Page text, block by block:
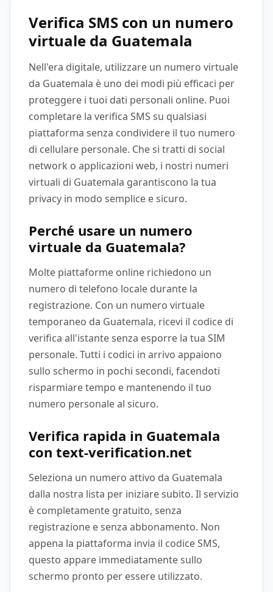
Verifica SMS con un numero
virtuale da Guatemala
Nell'era digitale, utilizzare un numero virtuale
da Guatemala è uno dei modi più efficaci per
proteggere i tuoi dati personali online. Puoi
completare la verifica SMS su qualsiasi
piattaforma senza condividere il tuo numero
di cellulare personale. Che si tratti di social
network o applicazioni web, i nostri numeri
virtuali di Guatemala garantiscono la tua
privacy in modo semplice e sicuro.
Perché usare un numero
virtuale da Guatemala?
Molte piattaforme online richiedono un
numero di telefono locale durante la
registrazione. Con un numero virtuale
temporaneo da Guatemala, ricevi il codice di
verifica all'istante senza esporre la tua SIM
personale. Tutti i codici in arrivo appaiono
sullo schermo in pochi secondi, facendoti
risparmiare tempo e mantenendo il tuo
numero personale al sicuro.
Verifica rapida in Guatemala
con text-verification.net
Seleziona un numero attivo da Guatemala
dalla nostra lista per iniziare subito. Il servizio
è completamente gratuito, senza
registrazione e senza abbonamento. Non
appena la piattaforma invia il codice SMS,
questo appare immediatamente sullo
schermo pronto per essere utilizzato.